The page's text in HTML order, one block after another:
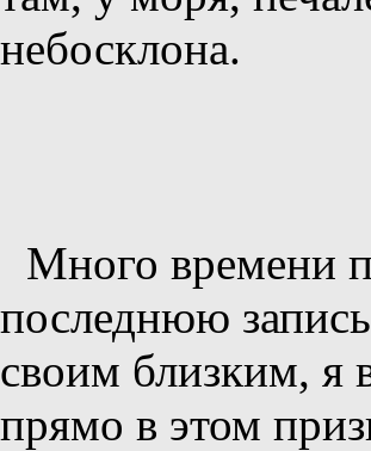
небосклона.
Много времени
последнюю
своим близким, я
прямо в этом